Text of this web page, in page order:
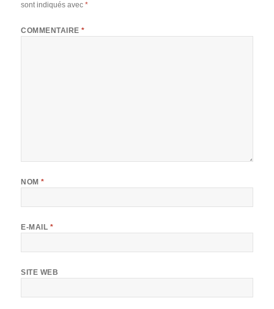
sont indiqués avec*
COMMENTAIRE*
NOM*
E-MAIL *
SITE WEB